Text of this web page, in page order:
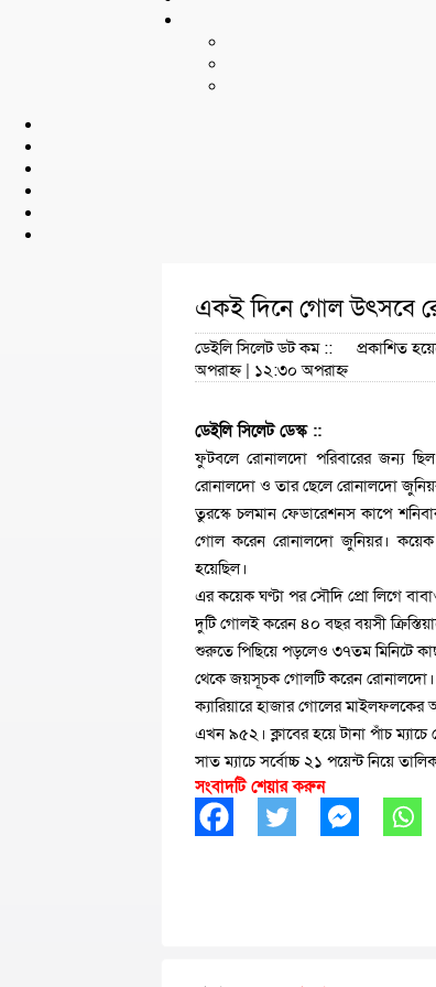
একই দিনে গোল উৎসবে
ডেইলি সিলেট ডট কম ::
প্রকাশিত
অপরাহ্ন | ১২:৩০ অপরাহ্ন
ডেইলি সিলেট ডেস্ক ::
ফুটবলে রোনালদো পরিবারের জন্য
রোনালদো ও তার ছেলে রোনালদো
তুরস্কে চলমান ফেডারেশনস কাপে
গোল করেন রোনালদো জুনিয়র। কয়েক
হয়েছিল।
এর কয়েক ঘণ্টা পর সৌদি প্রো লিগে
দুটি গোলই করেন ৪০ বছর বয়সী
শুরুতে পিছিয়ে পড়লেও ৩৭তম মিনিটে
থেকে জয়সূচক গোলটি করেন রোনালদো।
ক্যারিয়ারে হাজার গোলের
এখন ৯৫২। ক্লাবের হয়ে টানা পাঁচ
সাত ম্যাচে সর্বোচ্চ ২১ পয়েন্ট নিয়ে
সংবাদটি শেয়ার করুন